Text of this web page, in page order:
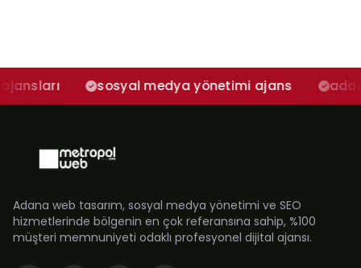
sosyal medya yönetimi ajans adana sosyal
Adana web tasarım, sosyal medya yönetimi ve SEO
hizmetlerinde bölgenin en çok referansına sahip, %100
müşteri memnuniyeti odaklı profesyonel dijital ajansı.